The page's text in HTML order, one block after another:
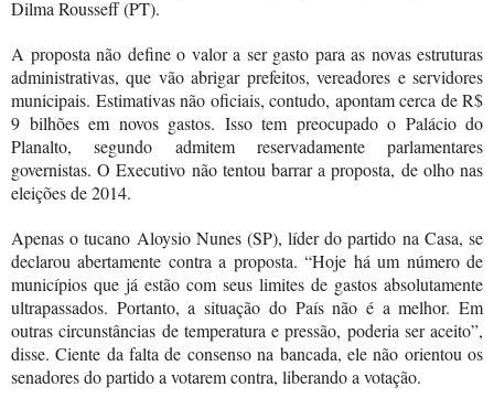
Dilma Rousseff (PT).
A proposta não define o valor a ser gasto para as novas estruturas
administrativas, que vão abrigar prefeitos, vereadores e servidores
municipais. Estimativas não oficiais, contudo, apontam cerca de R$
9 bilhões em novos gastos. Isso tem preocupado o Palácio do
Planalto, segundo admitem reservadamente parlamentares
governistas. O Executivo não tentou barrar a proposta, de olho nas
eleições de 2014.
Apenas o tucano Aloysio Nunes (SP), líder do partido na Casa, se
declarou abertamente contra a proposta. “Hoje há um número de
municípios que já estão com seus limites de gastos absolutamente
ultrapassados. Portanto, a situação do País não é a melhor. Em
outras circunstâncias de temperatura e pressão, poderia ser aceito”,
disse. Ciente da falta de consenso na bancada, ele não orientou os
senadores do partido a votarem contra, liberando a votação.